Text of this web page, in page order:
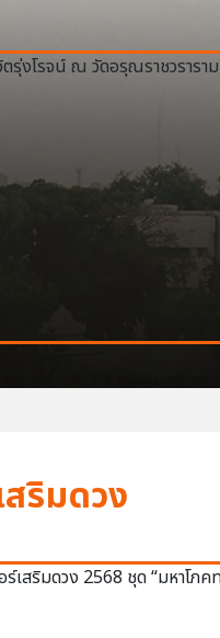
สริมดวง